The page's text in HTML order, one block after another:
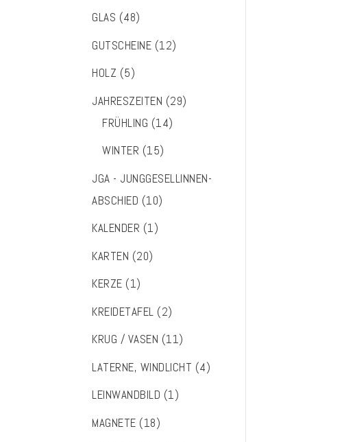
GLAS (48)
GUTSCHEINE (12)
HOLZ (5)
JAHRESZEITEN (29)
FRÜHLING (14)
WINTER (15)
JGA - JUNGGESELLINNEN-
ABSCHIED (10)
KALENDER (1)
KARTEN (20)
KERZE (1)
KREIDETAFEL (2)
KRUG / VASEN (11)
LATERNE, WINDLICHT (4)
LEINWANDBILD (1)
MAGNETE (18)